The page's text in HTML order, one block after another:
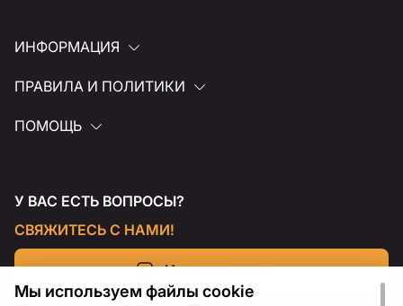
ИНФОРМАЦИЯ
ПРАВИЛА И ПОЛИТИКИ
ПОМОЩЬ
У ВАС ЕСТЬ ВОПРОСЫ?
СВЯЖИТЕСЬ С НАМИ!
Напишите нам
Мы используем файлы cookie